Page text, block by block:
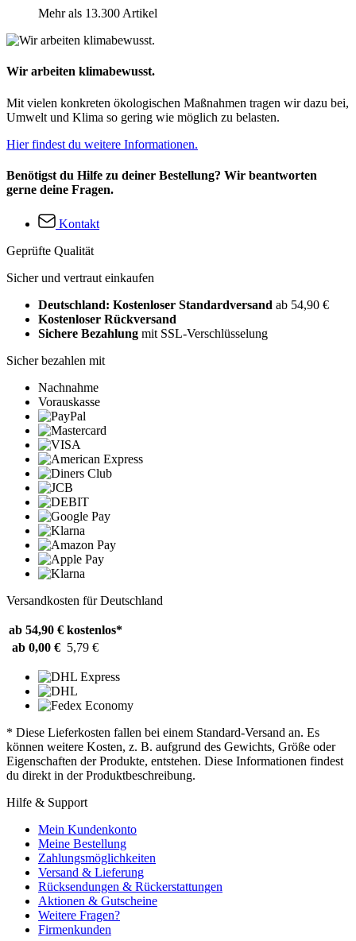
Mehr als 13.300 Artikel
Wir arbeiten klimabewusst.
Mit vielen konkreten ökologischen Maßnahmen tragen wir dazu bei,
Umwelt und Klima so gering wie möglich zu belasten.
Hier findest du weitere Informationen.
Benötigst du Hilfe zu deiner Bestellung? Wir beantworten
gerne deine Fragen.
Kontakt
Geprüfte Qualität
Sicher und vertraut einkaufen
Deutschland: Kostenloser Standardversand ab 54,90 €
Kostenloser Rückversand
Sichere Bezahlung mit SSL-Verschlüsselung
Sicher bezahlen mit
Nachnahme
Vorauskasse
Versandkosten für Deutschland
ab 54,90 € kostenlos*
ab 0,00 € 5,79 €
* Diese Lieferkosten fallen bei einem Standard-Versand an. Es
können weitere Kosten, z. B. aufgrund des Gewichts, Größe oder
Eigenschaften der Produkte, entstehen. Diese Informationen findest
du direkt in der Produktbeschreibung.
Hilfe & Support
Mein Kundenkonto
Meine Bestellung
Zahlungsmöglichkeiten
Versand & Lieferung
Rücksendungen & Rückerstattungen
Aktionen & Gutscheine
Weitere Fragen?
Firmenkunden